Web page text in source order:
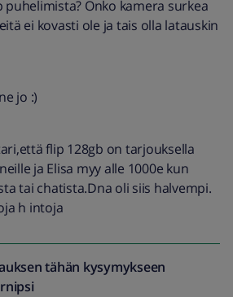
puhelimista? Onko kamera surkea
ei kovasti ole ja tais olla latauskin
jo :)
flip 128gb on tarjouksella
ja Elisa myy alle 1000e kun
tai chatista.Dna oli siis halvempi.
h intoja
tähän kysymykseen